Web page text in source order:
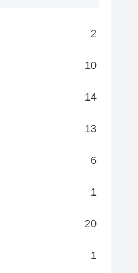
2
10
14
13
6
1
20
1